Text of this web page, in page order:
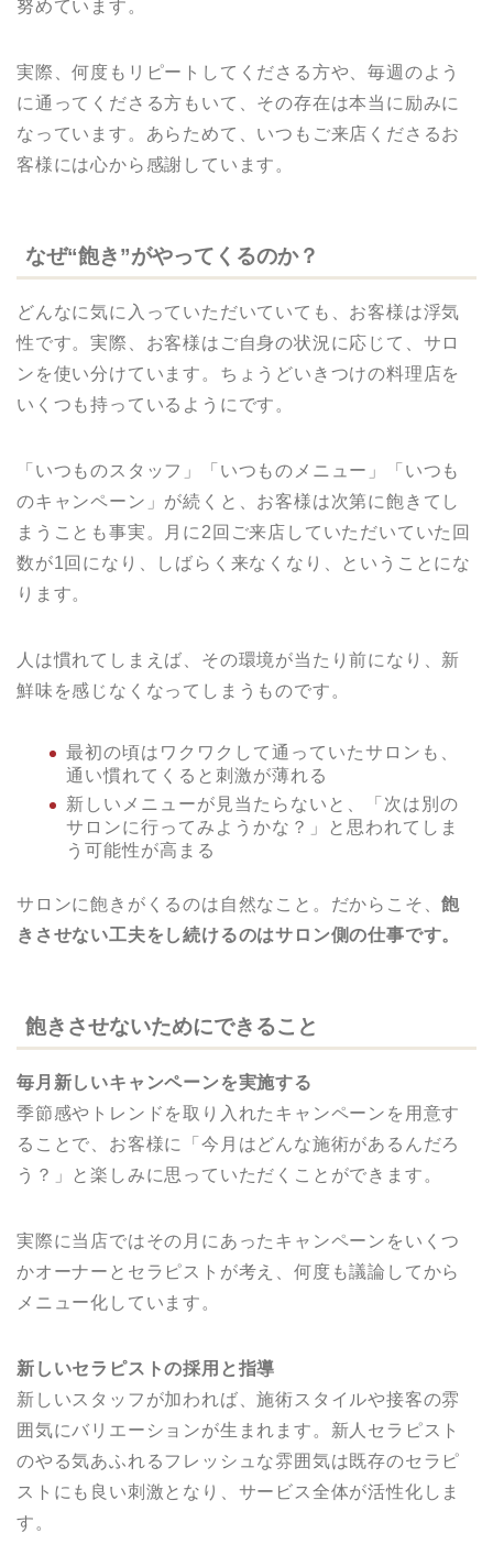
努めています。
実際、何度もリピートしてくださる方や、毎週のよう
に通ってくださる方もいて、その存在は本当に励みに
なっています。あらためて、いつもご来店くださるお
客様には心から感謝しています。
なぜ“飽き”がやってくるのか？
どんなに気に入っていただいていても、お客様は浮気
性です。実際、お客様はご自身の状況に応じて、サロ
ンを使い分けています。ちょうどいきつけの料理店を
いくつも持っているようにです。
「いつものスタッフ」「いつものメニュー」「いつも
のキャンペーン」が続くと、お客様は次第に飽きてし
まうことも事実。月に2回ご来店していただいていた回
数が1回になり、しばらく来なくなり、ということにな
ります。
人は慣れてしまえば、その環境が当たり前になり、新
鮮味を感じなくなってしまうものです。
最初の頃はワクワクして通っていたサロンも、
通い慣れてくると刺激が薄れる
新しいメニューが見当たらないと、「次は別の
サロンに行ってみようかな？」と思われてしま
う可能性が高まる
サロンに飽きがくるのは自然なこと。だからこそ、飽
きさせない工夫をし続けるのはサロン側の仕事です。
飽きさせないためにできること
毎月新しいキャンペーンを実施する
季節感やトレンドを取り入れたキャンペーンを用意す
ることで、お客様に「今月はどんな施術があるんだろ
う？」と楽しみに思っていただくことができます。
実際に当店ではその月にあったキャンペーンをいくつ
かオーナーとセラピストが考え、何度も議論してから
メニュー化しています。
新しいセラピストの採用と指導
新しいスタッフが加われば、施術スタイルや接客の雰
囲気にバリエーションが生まれます。新人セラピスト
のやる気あふれるフレッシュな雰囲気は既存のセラピ
ストにも良い刺激となり、サービス全体が活性化しま
す。